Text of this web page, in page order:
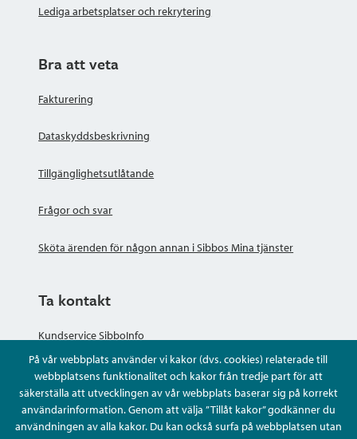
På vår webbplats använder vi kakor (dvs. cookies) relaterade till
webbplatsens funktionalitet och kakor från tredje part för att
säkerställa att utvecklingen av vår webbplats baserar sig på korrekt
användarinformation. Genom att välja ”Tillåt kakor” godkänner du
användningen av alla kakor. Du kan också surfa på webbplatsen utan
Lediga arbetsplatser och rekrytering
Bra att veta
Fakturering
Dataskyddsbeskrivning
Tillgänglighetsutlåtande
Frågor och svar
Sköta ärenden för någon annan i Sibbos Mina tjänster
Ta kontakt
Kundservice SibboInfo
Ge anonym respons
Ställ en fråga eller sköta ditt ärende